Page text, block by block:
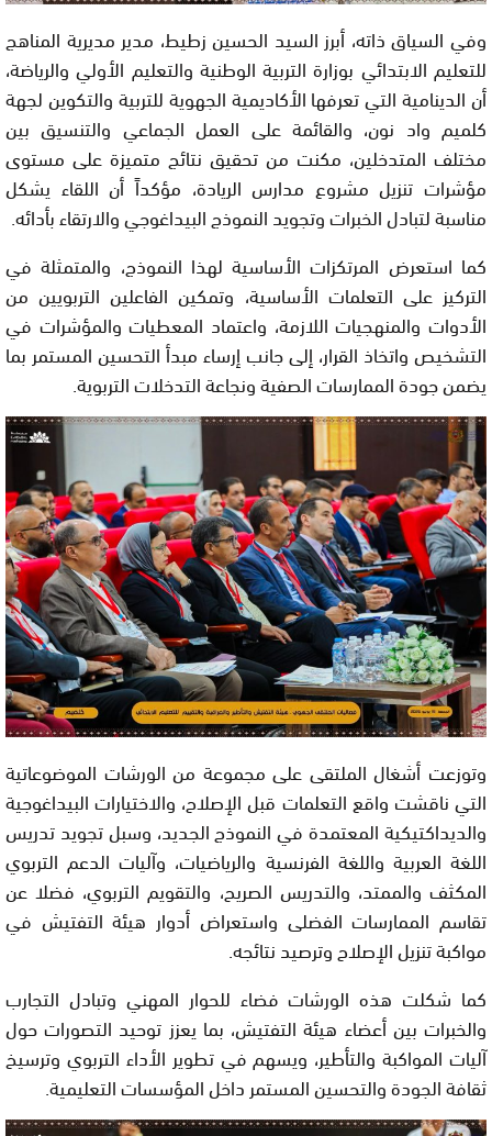
وفي السياق ذاته، أبرز السيد الحسين زطيط، مدير مديرية المناهج
للتعليم الابتدائي بوزارة التربية الوطنية والتعليم الأولي والرياضة،
أن الدينامية التي تعرفها الأكاديمية الجهوية للتربية والتكوين لجهة
كلميم واد نون، والقائمة على العمل الجماعي والتنسيق بين
مختلف المتدخلين، مكنت من تحقيق نتائج متميزة على مستوى
مؤشرات تنزيل مشروع مدارس الريادة، مؤكداً أن اللقاء يشكل
مناسبة لتبادل الخبرات وتجويد النموذج البيداغوجي والارتقاء بأدائه.
كما استعرض المرتكزات الأساسية لهذا النموذج، والمتمثلة في
التركيز على التعلمات الأساسية، وتمكين الفاعلين التربويين من
الأدوات والمنهجيات اللازمة، واعتماد المعطيات والمؤشرات في
التشخيص واتخاذ القرار، إلى جانب إرساء مبدأ التحسين المستمر بما
يضمن جودة الممارسات الصفية ونجاعة التدخلات التربوية.
وتوزعت أشغال الملتقى على مجموعة من الورشات الموضوعاتية
التي ناقشت واقع التعلمات قبل الإصلاح، والاختيارات البيداغوجية
والديداكتيكية المعتمدة في النموذج الجديد، وسبل تجويد تدريس
اللغة العربية واللغة الفرنسية والرياضيات، وآليات الدعم التربوي
المكثف والممتد، والتدريس الصريح، والتقويم التربوي، فضلا عن
تقاسم الممارسات الفضلى واستعراض أدوار هيئة التفتيش في
مواكبة تنزيل الإصلاح وترصيد نتائجه.
كما شكلت هذه الورشات فضاء للحوار المهني وتبادل التجارب
والخبرات بين أعضاء هيئة التفتيش، بما يعزز توحيد التصورات حول
آليات المواكبة والتأطير، ويسهم في تطوير الأداء التربوي وترسيخ
ثقافة الجودة والتحسين المستمر داخل المؤسسات التعليمية.